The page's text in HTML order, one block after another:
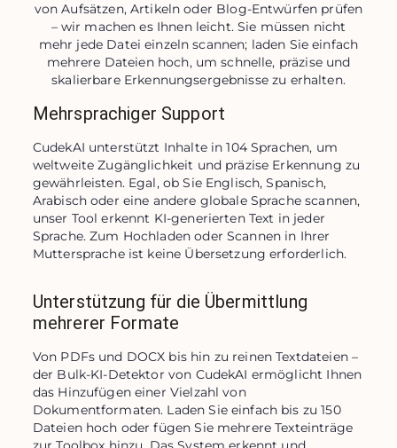
von Aufsätzen, Artikeln oder Blog-Entwürfen prüfen
– wir machen es Ihnen leicht. Sie müssen nicht
mehr jede Datei einzeln scannen; laden Sie einfach
mehrere Dateien hoch, um schnelle, präzise und
skalierbare Erkennungsergebnisse zu erhalten.
Mehrsprachiger Support
CudekAI unterstützt Inhalte in 104 Sprachen, um
weltweite Zugänglichkeit und präzise Erkennung zu
gewährleisten. Egal, ob Sie Englisch, Spanisch,
Arabisch oder eine andere globale Sprache scannen,
unser Tool erkennt KI-generierten Text in jeder
Sprache. Zum Hochladen oder Scannen in Ihrer
Muttersprache ist keine Übersetzung erforderlich.
Unterstützung für die Übermittlung
mehrerer Formate
Von PDFs und DOCX bis hin zu reinen Textdateien –
der Bulk-KI-Detektor von CudekAI ermöglicht Ihnen
das Hinzufügen einer Vielzahl von
Dokumentformaten. Laden Sie einfach bis zu 150
Dateien hoch oder fügen Sie mehrere Texteinträge